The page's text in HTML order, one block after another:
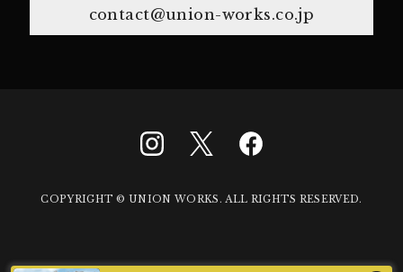
contact@union-works.co.jp
COPYRIGHT © UNION WORKS. ALL RIGHTS RESERVED.